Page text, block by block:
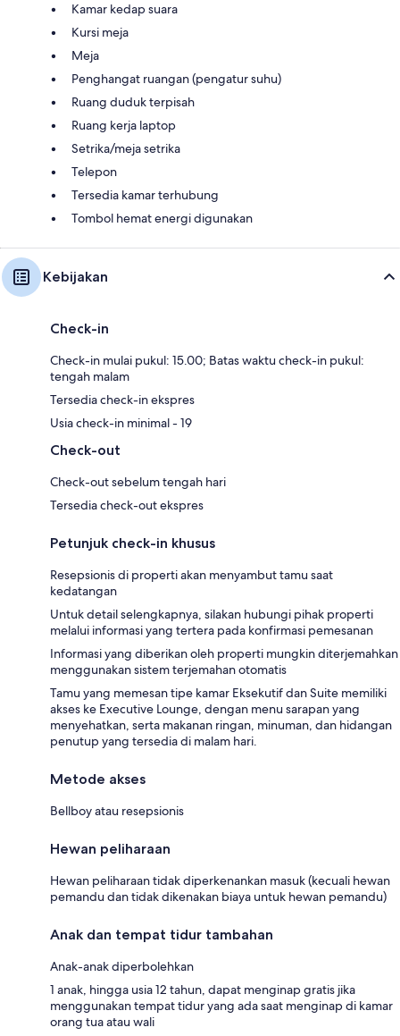
Kamar kedap suara
Kursi meja
Meja
Penghangat ruangan (pengatur suhu)
Ruang duduk terpisah
Ruang kerja laptop
Setrika/meja setrika
Telepon
Tersedia kamar terhubung
Tombol hemat energi digunakan
Kebijakan
Check-in
Check-in mulai pukul: 15.00; Batas waktu check-in pukul:
tengah malam
Tersedia check-in ekspres
Usia check-in minimal - 19
Check-out
Check-out sebelum tengah hari
Tersedia check-out ekspres
Petunjuk check-in khusus
Resepsionis di properti akan menyambut tamu saat
kedatangan
Untuk detail selengkapnya, silakan hubungi pihak properti
melalui informasi yang tertera pada konfirmasi pemesanan
Informasi yang diberikan oleh properti mungkin diterjemahkan
menggunakan sistem terjemahan otomatis
Tamu yang memesan tipe kamar Eksekutif dan Suite memiliki
akses ke Executive Lounge, dengan menu sarapan yang
menyehatkan, serta makanan ringan, minuman, dan hidangan
penutup yang tersedia di malam hari.
Metode akses
Bellboy atau resepsionis
Hewan peliharaan
Hewan peliharaan tidak diperkenankan masuk (kecuali hewan
pemandu dan tidak dikenakan biaya untuk hewan pemandu)
Anak dan tempat tidur tambahan
Anak-anak diperbolehkan
1 anak, hingga usia 12 tahun, dapat menginap gratis jika
menggunakan tempat tidur yang ada saat menginap di kamar
orang tua atau wali